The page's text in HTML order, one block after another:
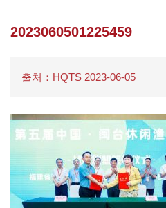
2023060501225459
출처：HQTS 2023-06-05